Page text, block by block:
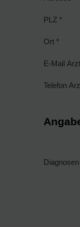
PLZ *
Ort *
E-Mail
Telefon